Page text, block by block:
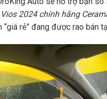
2024 chính hãng
“giá rẻ” đang được rao bán